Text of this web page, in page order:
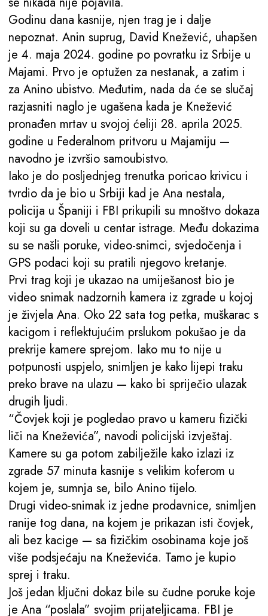
Godinu dana kasnije, njen trag je i dalje
nepoznat. Anin suprug, David Knežević, uhapšen
je 4. maja 2024. godine po povratku iz Srbije u
Majami. Prvo je optužen za nestanak, a zatim i
za Anino ubistvo. Međutim, nada da će se slučaj
razjasniti naglo je ugašena kada je Knežević
pronađen mrtav u svojoj ćeliji 28. aprila 2025.
godine u Federalnom pritvoru u Majamiju —
navodno je izvršio samoubistvo.
Iako je do posljednjeg trenutka poricao krivicu i
tvrdio da je bio u Srbiji kad je Ana nestala,
policija u Španiji i FBI prikupili su mnoštvo dokaza
koji su ga doveli u centar istrage. Među dokazima
su se našli poruke, video-snimci, svjedočenja i
GPS podaci koji su pratili njegovo kretanje.
Prvi trag koji je ukazao na umiješanost bio je
video snimak nadzornih kamera iz zgrade u kojoj
je živjela Ana. Oko 22 sata tog petka, muškarac s
kacigom i reflektujućim prslukom pokušao je da
prekrije kamere sprejom. Iako mu to nije u
potpunosti uspjelo, snimljen je kako lijepi traku
preko brave na ulazu — kako bi spriječio ulazak
drugih ljudi.
“Čovjek koji je pogledao pravo u kameru fizički
liči na Kneževića”, navodi policijski izvještaj.
Kamere su ga potom zabilježile kako izlazi iz
zgrade 57 minuta kasnije s velikim koferom u
kojem je, sumnja se, bilo Anino tijelo.
Drugi video-snimak iz jedne prodavnice, snimljen
ranije tog dana, na kojem je prikazan isti čovjek,
ali bez kacige — sa fizičkim osobinama koje još
više podsjećaju na Kneževića. Tamo je kupio
sprej i traku.
Još jedan ključni dokaz bile su čudne poruke koje
je Ana “poslala” svojim prijateljicama. FBI je